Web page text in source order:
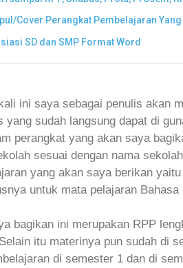
Cover Perangkat Pembelajaran
SD dan SMP Format Word
ini saya sebagai penulis akan
yang sudah langsung dapat di
perangkat yang akan saya
sesuai dengan nama
yang akan saya berikan
untuk mata pelajaran
bagikan ini merupakan RPP
itu materinya pun sudah di
di semester 1 dan di